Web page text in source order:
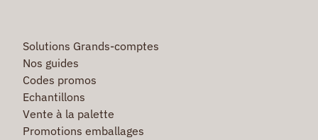
Solutions Grands-comptes
Nos guides
Codes promos
Echantillons
Vente à la palette
Promotions emballages